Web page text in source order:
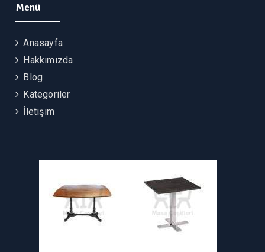
Menü
Anasayfa
Hakkımızda
Blog
Kategoriler
İletişim